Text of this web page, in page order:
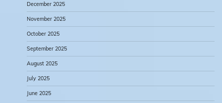
December 2025
November 2025
October 2025
September 2025
August 2025
July 2025
June 2025